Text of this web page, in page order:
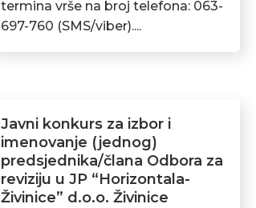
termina vrše na broj telefona: 063-
697-760 (SMS/viber)....
Javni konkurs za izbor i
imenovanje (jednog)
predsjednika/člana Odbora za
reviziju u JP “Horizontala-
Živinice” d.o.o. Živinice